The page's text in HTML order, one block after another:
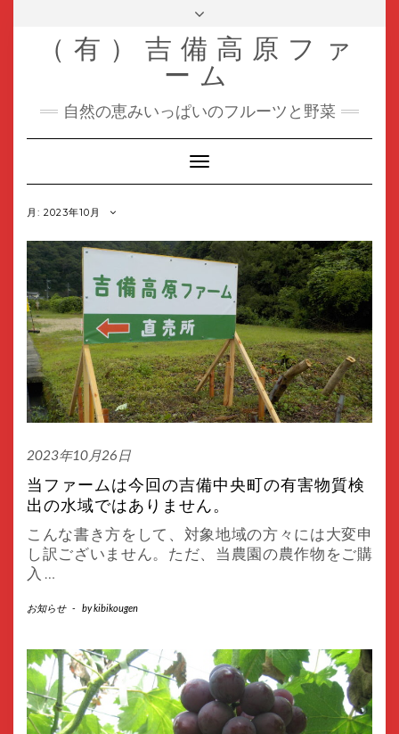
header
（有）吉備高原ファ
ーム
自然の恵みいっぱいのフルーツと野菜
Toggle
Navigation
月: 2023年10月
2023年10月26日
当ファームは今回の吉備中央町の有害物質検
出の水域ではありません。
こんな書き方をして、対象地域の方々には大変申
し訳ございません。ただ、当農園の農作物をご購
入 …
お知らせ - bykibikougen